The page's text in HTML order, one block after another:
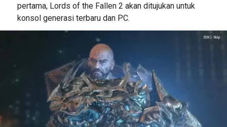
pertama, Lords of the Fallen 2 akan ditujukan untuk
konsol generasi terbaru dan PC.